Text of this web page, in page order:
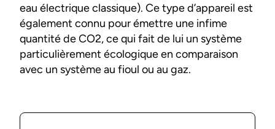
eau électrique classique). Ce type d’appareil est
également connu pour émettre une infime
quantité de CO2, ce qui fait de lui un système
particulièrement écologique en comparaison
avec un système au fioul ou au gaz.